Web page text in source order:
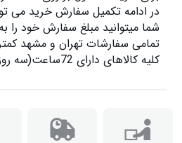
کلیه کالاهای دارای 72ساعت(سه روز) ضمانت تست فیزیکی می باشد.